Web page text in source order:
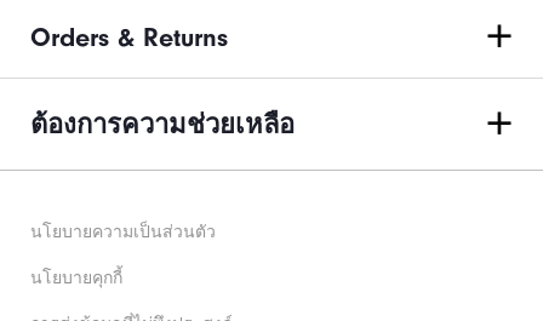
Orders & Returns
ต้องการความช่วยเหลือ
นโยบายความเป็นส่วนตัว
นโยบายคุกกี้